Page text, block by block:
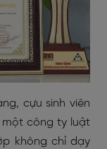
cựu sinh viên
một công ty luật
không chỉ dạy